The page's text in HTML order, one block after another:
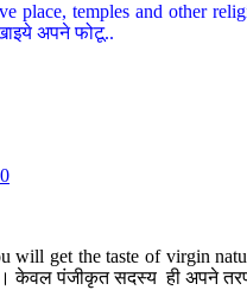
temples and other
अपने फोटू..
get the taste of virgin
केवल पंजीकृत सदस्य ही अपने